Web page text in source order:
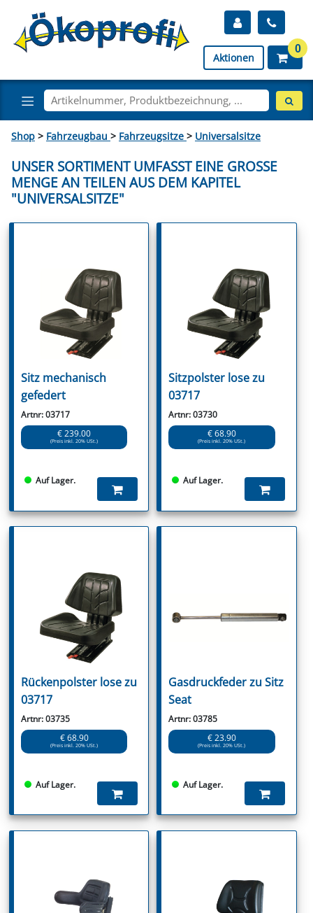
Aktionen
0
Shop > Fahrzeugbau > Fahrzeugsitze > Universalsitze
UNSER SORTIMENT UMFASST EINE GROSSE M
ENGE AN TEILEN AUS DEM KAPITEL "
UNIVERSALSITZE"
Sitz mechanisch
gefedert
Artnr: 03717
€ 239.00
(Preis inkl. 20% USt.)
Auf Lager.
Sitzpolster lose zu
03717
Artnr: 03730
€ 68.90
(Preis inkl. 20% USt.)
Auf Lager.
Rückenpolster lose zu
03717
Artnr: 03735
€ 68.90
(Preis inkl. 20% USt.)
Auf Lager.
Gasdruckfeder zu Sitz
Seat
Artnr: 03785
€ 23.90
(Preis inkl. 20% USt.)
Auf Lager.